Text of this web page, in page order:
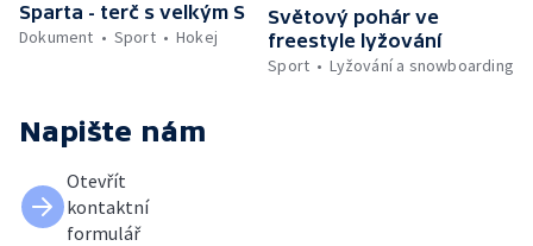
Sparta - terč s velkým S
Dokument
Sport Hokej
Světový pohár ve
freestyle lyžování
Sport
Lyžování a snowboarding
Napište nám
Otevřít
kontaktní
formulář